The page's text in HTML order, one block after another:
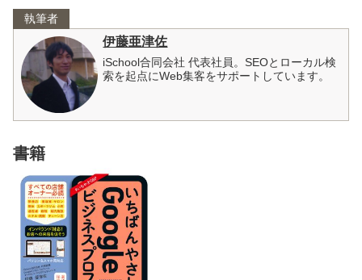
執筆者
伊藤亜津佐
iSchool合同会社 代表社員。SEOとローカル検
索を起点にWeb集客をサポートしています。
書籍